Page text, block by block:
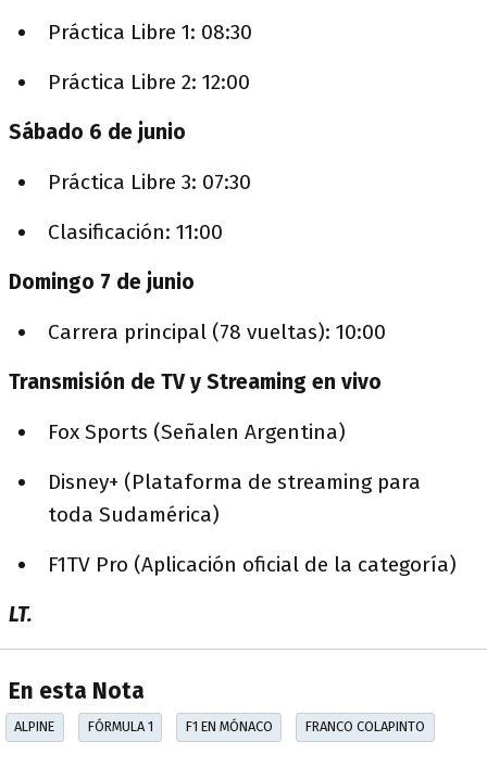
Práctica Libre 1: 08:30
Práctica Libre 2: 12:00
Sábado 6 de junio
Práctica Libre 3: 07:30
Clasificación: 11:00
Domingo 7 de junio
Carrera principal (78 vueltas): 10:00
Transmisión de TV y Streaming en vivo
Fox Sports (Señalen Argentina)
Disney+ (Plataforma de streaming para
toda Sudamérica)
F1TV Pro (Aplicación oficial de la categoría)
LT.
En esta Nota
ALPINE FÓRMULA 1 F1 EN MÓNACO FRANCO COLAPINTO